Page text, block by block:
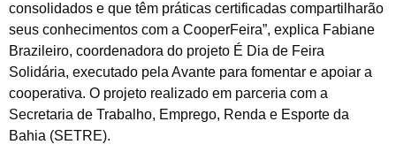
consolidados e que têm práticas certificadas compartilharão
seus conhecimentos com a CooperFeira”, explica Fabiane
Brazileiro, coordenadora do projeto É Dia de Feira
Solidária, executado pela Avante para fomentar e apoiar a
cooperativa. O projeto realizado em parceria com a
Secretaria de Trabalho, Emprego, Renda e Esporte da
Bahia (SETRE).